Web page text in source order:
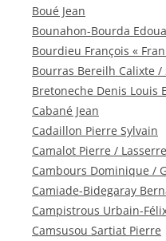
Boué Jean
Bounahon-Bourda
Bourdieu François «
Bourras Bereilh Calixte
Bretoneche Denis Louis
Cabané Jean
Cadaillon Pierre Sylvain
Camalot Pierre /
Cambours Dominique /
Camiade-Bidegaray
Campistrous Urbain-
Camsusou Sartiat Pierre